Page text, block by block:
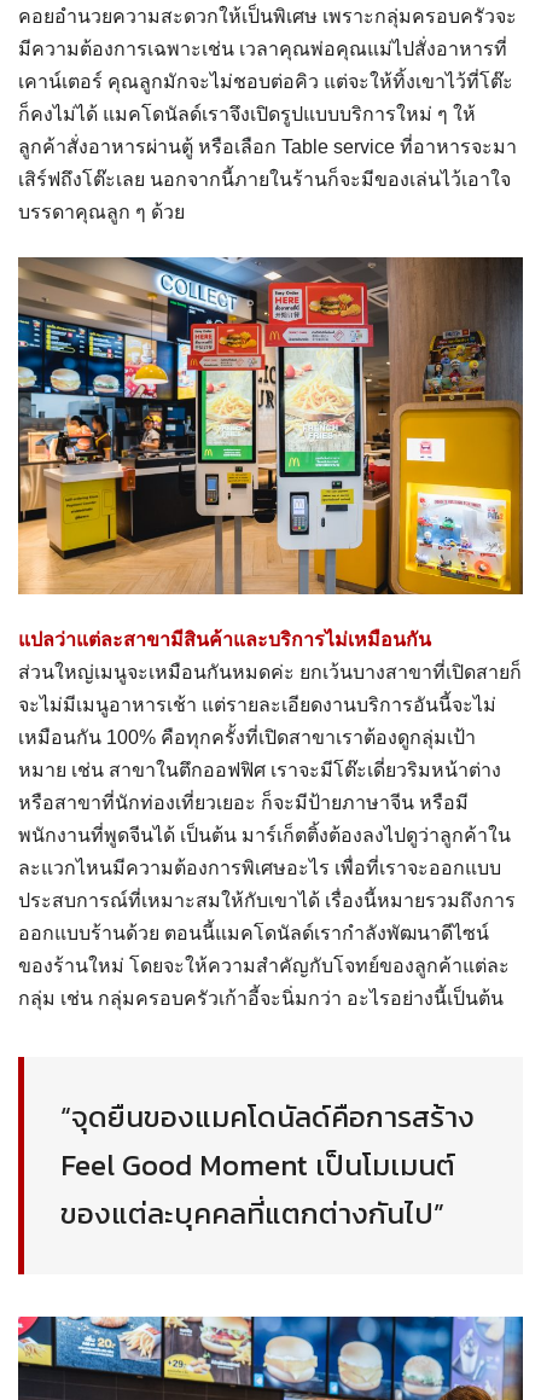
คอยอำนวยความสะดวกให้เป็นพิเศษ เพราะกลุ่มครอบครัวจะ
มีความต้องการเฉพาะเช่น เวลาคุณพ่อคุณแม่ไปสั่งอาหารที่
เคาน์เตอร์ คุณลูกมักจะไม่ชอบต่อคิว แต่จะให้ทิ้งเขาไว้ที่โต๊ะ
ก็คงไม่ได้ แมคโดนัลด์เราจึงเปิดรูปแบบบริการใหม่ ๆ ให้
ลูกค้าสั่งอาหารผ่านตู้ หรือเลือก Table service ที่อาหารจะมา
เสิร์ฟถึงโต๊ะเลย นอกจากนี้ภายในร้านก็จะมีของเล่นไว้เอาใจ
บรรดาคุณลูก ๆ ด้วย
แปลว่าแต่ละสาขามีสินค้าและบริการไม่เหมือนกัน
ส่วนใหญ่เมนูจะเหมือนกันหมดค่ะ ยกเว้นบางสาขาที่เปิดสายก็
จะไม่มีเมนูอาหารเช้า แต่รายละเอียดงานบริการอันนี้จะไม่
เหมือนกัน 100% คือทุกครั้งที่เปิดสาขาเราต้องดูกลุ่มเป้า
หมาย เช่น สาขาในตึกออฟฟิศ เราจะมีโต๊ะเดี่ยวริมหน้าต่าง
หรือสาขาที่นักท่องเที่ยวเยอะ ก็จะมีป้ายภาษาจีน หรือมี
พนักงานที่พูดจีนได้ เป็นต้น มาร์เก็ตติ้งต้องลงไปดูว่าลูกค้าใน
ละแวกไหนมีความต้องการพิเศษอะไร เพื่อที่เราจะออกแบบ
ประสบการณ์ที่เหมาะสมให้กับเขาได้ เรื่องนี้หมายรวมถึงการ
ออกแบบร้านด้วย ตอนนี้แมคโดนัลด์เรากำลังพัฒนาดีไซน์
ของร้านใหม่ โดยจะให้ความสำคัญกับโจทย์ของลูกค้าแต่ละ
กลุ่ม เช่น กลุ่มครอบครัวเก้าอี้จะนิ่มกว่า อะไรอย่างนี้เป็นต้น
“จุดยืนของแมคโดนัลด์คือการสร้าง
Feel Good Moment เป็นโมเมนต์
ของแต่ละบุคคลที่แตกต่างกันไป”